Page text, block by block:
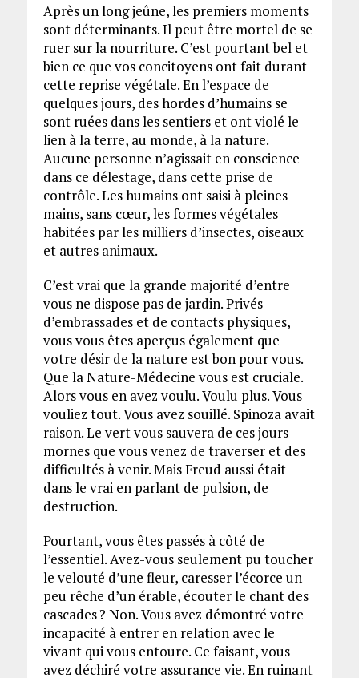
Après un long jeûne, les premiers moments
sont déterminants. Il peut être mortel de se
ruer sur la nourriture. C’est pourtant bel et
bien ce que vos concitoyens ont fait durant
cette reprise végétale. En l’espace de
quelques jours, des hordes d’humains se
sont ruées dans les sentiers et ont violé le
lien à la terre, au monde, à la nature.
Aucune personne n’agissait en conscience
dans ce délestage, dans cette prise de
contrôle. Les humains ont saisi à pleines
mains, sans cœur, les formes végétales
habitées par les milliers d’insectes, oiseaux
et autres animaux.
C’est vrai que la grande majorité d’entre
vous ne dispose pas de jardin. Privés
d’embrassades et de contacts physiques,
vous vous êtes aperçus également que
votre désir de la nature est bon pour vous.
Que la Nature-Médecine vous est cruciale.
Alors vous en avez voulu. Voulu plus. Vous
vouliez tout. Vous avez souillé. Spinoza avait
raison. Le vert vous sauvera de ces jours
mornes que vous venez de traverser et des
difficultés à venir. Mais Freud aussi était
dans le vrai en parlant de pulsion, de
destruction.
Pourtant, vous êtes passés à côté de
l’essentiel. Avez-vous seulement pu toucher
le velouté d’une fleur, caresser l’écorce un
peu rêche d’un érable, écouter le chant des
cascades ? Non. Vous avez démontré votre
incapacité à entrer en relation avec le
vivant qui vous entoure. Ce faisant, vous
avez déchiré votre assurance vie. En ruinant